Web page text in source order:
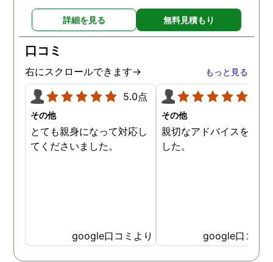
詳細を見る 無料見積もり
口コミ
右にスクロールできます→ もっと見る
5.0点
その他
とても親身になって対応し
てくださいました。
google口コミより
その他
親切なアドバイスを頂き
した。
google口コミ